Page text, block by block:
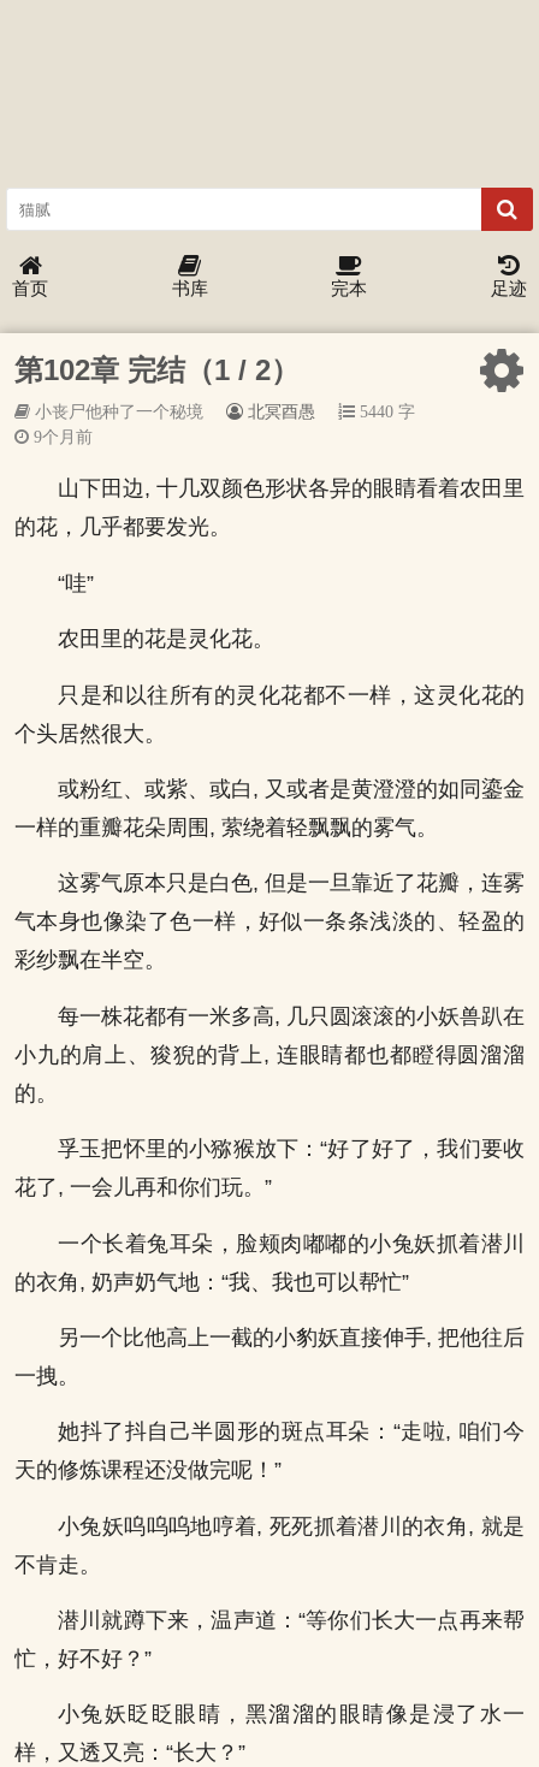
首页 书库 完本 足迹
第102章 完结（1 / 2）
小丧尸他种了一个秘境 北冥酉愚
5440 字
9个月前
山下田边, 十几双颜色形状各异的眼睛看着农田里
的花，几乎都要发光。
“哇”
农田里的花是灵化花。
只是和以往所有的灵化花都不一样，这灵化花的
个头居然很大。
或粉红、或紫、或白, 又或者是黄澄澄的如同鎏金
一样的重瓣花朵周围, 萦绕着轻飘飘的雾气。
这雾气原本只是白色, 但是一旦靠近了花瓣，连雾
气本身也像染了色一样，好似一条条浅淡的、轻盈的
彩纱飘在半空。
每一株花都有一米多高, 几只圆滚滚的小妖兽趴在
小九的肩上、狻猊的背上, 连眼睛都也都瞪得圆溜溜
的。
孚玉把怀里的小猕猴放下：“好了好了，我们要收
花了, 一会儿再和你们玩。”
一个长着兔耳朵，脸颊肉嘟嘟的小兔妖抓着潜川
的衣角, 奶声奶气地：“我、我也可以帮忙”
另一个比他高上一截的小豹妖直接伸手, 把他往后
一拽。
她抖了抖自己半圆形的斑点耳朵：“走啦, 咱们今
天的修炼课程还没做完呢！”
小兔妖呜呜呜地哼着, 死死抓着潜川的衣角, 就是
不肯走。
潜川就蹲下来，温声道：“等你们长大一点再来帮
忙，好不好？”
小兔妖眨眨眼睛，黑溜溜的眼睛像是浸了水一
样，又透又亮：“长大？”